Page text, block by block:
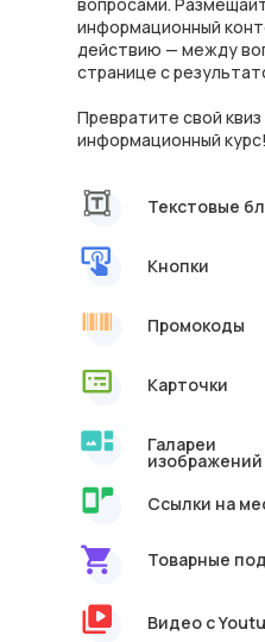
Текстовые
Кнопки
Промокоды
Карточки
Видео с
Товарные
Ссылки на
Галареи
изображений
информационный
действию — между
странице с
Превратите свой
информационный курс!